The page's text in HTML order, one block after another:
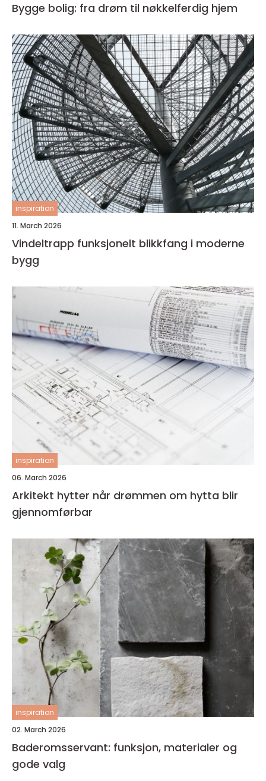
Bygge bolig: fra drøm til nøkkelferdig hjem
inspiration
11. March 2026
Vindeltrapp funksjonelt blikkfang i moderne
bygg
inspiration
06. March 2026
Arkitekt hytter når drømmen om hytta blir
gjennomførbar
inspiration
02. March 2026
Baderomsservant: funksjon, materialer og
gode valg